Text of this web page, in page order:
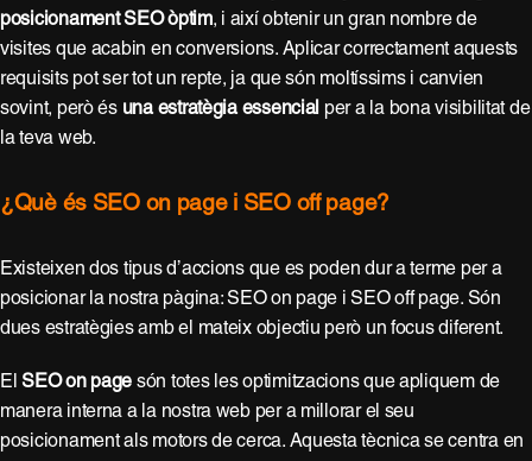
posicionament SEO òptim, i així obtenir un gran nombre de
visites que acabin en conversions. Aplicar correctament aquests
requisits pot ser tot un repte, ja que són moltíssims i canvien
sovint, però és una estratègia essenci al
per a la bona visibilitat de
la teva web.
¿Què és SEO on page i SEO off page?
Existeixen dos tipus d’accions que es poden dur a terme per a
posicionar la nostra pàgina: SEO on page i SEO off page. Són
dues estratègies amb el mateix objectiu però un focus diferent.
ElSEO on page són totes les optimitzacions que apliquem de
manera interna a la nostra web per a millorar el seu
posicionament als motors de cerca. Aquesta tècnica se centra en